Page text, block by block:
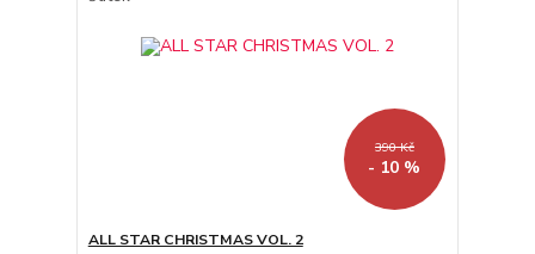
390 Kč
- 10 %
ALL STAR CHRISTMAS VOL. 2